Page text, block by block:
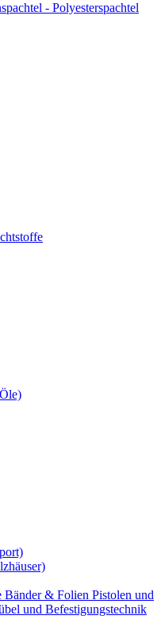
- Polyesterspachtel
Bänder & Folien Pistolen und
und Befestigungstechnik